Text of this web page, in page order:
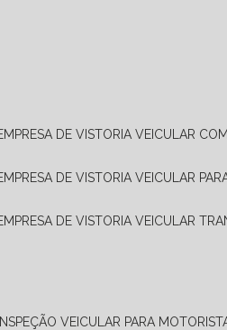
EMPRESA DE VISTORIA VEICULAR
EMPRESA DE VISTORIA VEICULAR
EMPRESA DE VISTORIA VEICULAR
INSPEÇÃO VEICULAR PARA